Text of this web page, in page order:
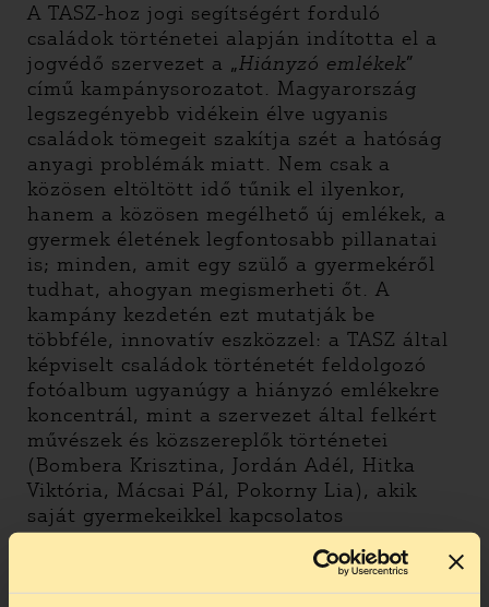
A TASZ-hoz jogi segítségért forduló
családok történetei alapján indította el a
jogvédő szervezet a „Hiányzó emlékek”
című kampánysorozatot. Magyarország
legszegényebb vidékein élve ugyanis
családok tömegeit szakítja szét a hatóság
anyagi problémák miatt. Nem csak a
közösen eltöltött idő tűnik el ilyenkor,
hanem a közösen megélhető új emlékek, a
gyermek életének legfontosabb pillanatai
is; minden, amit egy szülő a gyermekéről
tudhat, ahogyan megismerheti őt. A
kampány kezdetén ezt mutatják be
többféle, innovatív eszközzel: a TASZ által
képviselt családok történetét feldolgozó
fotóalbum ugyanúgy a hiányzó emlékekre
koncentrál, mint a szervezet által felkért
művészek és közszereplők történetei
(Bombera Krisztina, Jordán Adél, Hitka
Viktória, Mácsai Pál, Pokorny Lia), akik
saját gyermekeikkel kapcsolatos
élményekről, maradandó emlékekről
mesélnek. A fotóalbumot és a kisfilmeket a
TASZ vidéki nagyvárosokat felkereső